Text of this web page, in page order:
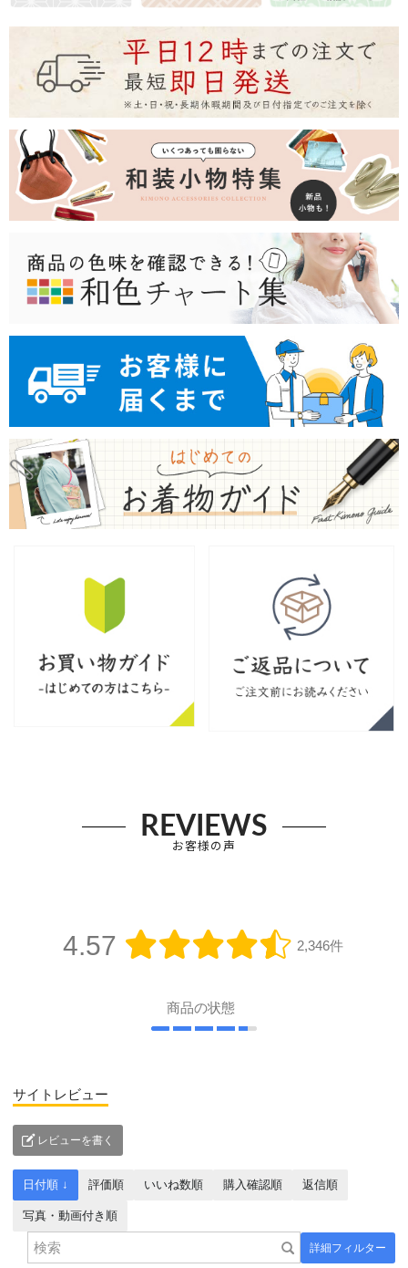
REVIEWS
お客様の声
4.57 2,346件
商品の状態
サイトレビュー
レビューを書く
詳細フィルター
日付順 ↓ 評価順 いいね数順 購入確認順 返信順
写真・動画付き順